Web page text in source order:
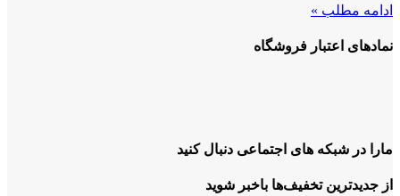
ادامه مطلب »
نمادهای اعتبار فروشگاه
مارا در شبکه های اجتماعی دنبال کنید
از جدیدترین تخفیف‌ها باخبر شوید